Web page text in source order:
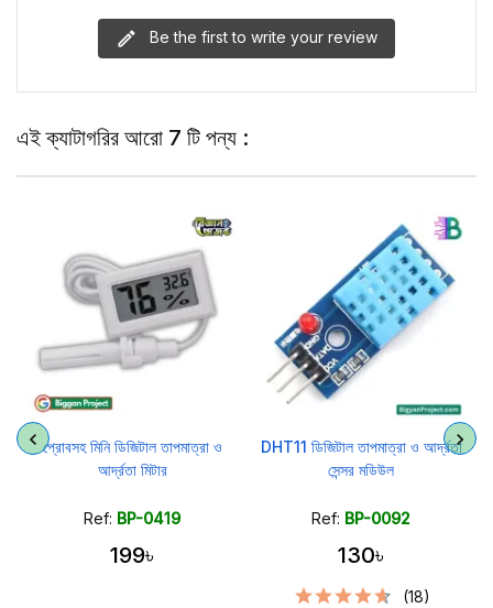
Be the first to write your review
এই ক্যাটাগরির আরো 7 টি পন্য :
প্রোবসহ মিনি ডিজিটাল তাপমাত্রা ও
আর্দ্রতা মিটার
Ref: BP-0419
199৳
DHT11 ডিজিটাল তাপমাত্রা ও আর্দ্রতা
সেন্সর মডিউল
Ref: BP-0092
130৳
(18)